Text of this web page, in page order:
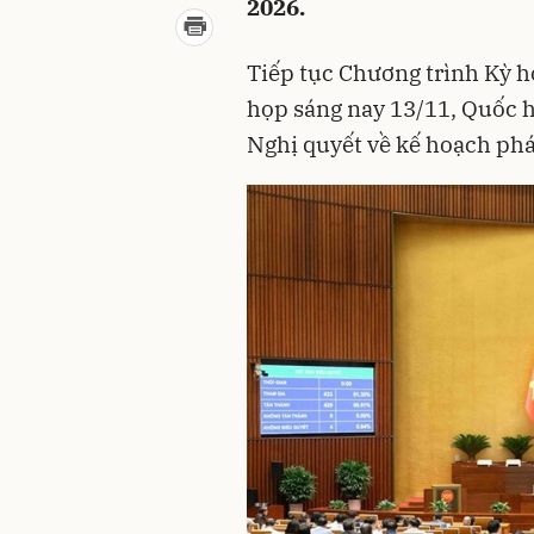
2026.
Tiếp tục Chương trình Kỳ
họp sáng nay 13/11, Quốc
Nghị quyết về kế hoạch